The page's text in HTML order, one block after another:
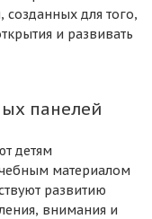
созданных для того,
и развивать
панелей
детям
материалом
развитию
внимания и